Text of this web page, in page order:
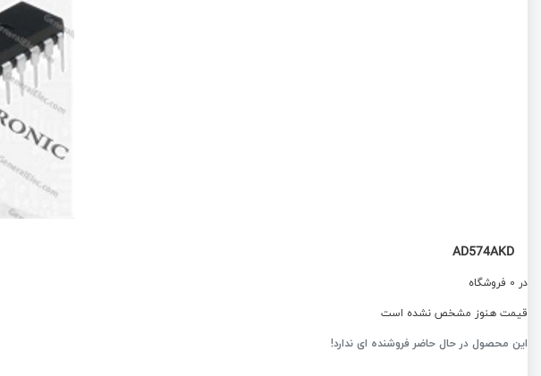
AD574AKD
در 0 فروشگاه
قیمت هنوز مشخص نشده است
این محصول در حال حاضر فروشنده ای ندارد!